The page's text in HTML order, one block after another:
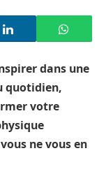
dans une
quotidien,
votre
ne vous en